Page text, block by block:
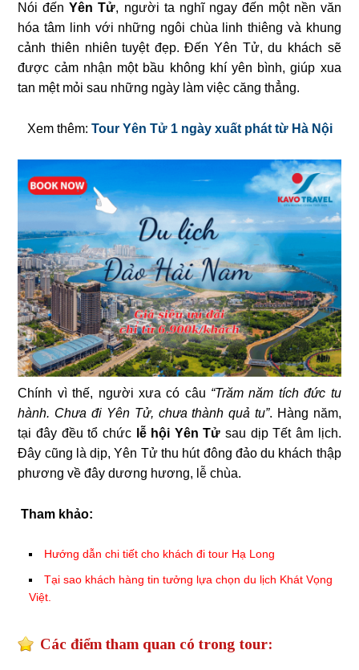
Nói đếnYên Tử, người ta nghĩ ngay đến một nền văn
hóa tâm linh với những ngôi chùa linh thiêng và khung
cảnh thiên nhiên tuyệt đẹp. Đến Yên Tử, du khách sẽ
được cảm nhận một bầu không khí yên bình, giúp xua
tan mệt mỏi sau những ngày làm việc căng thẳng.
Xem thêm: Tour Yên Tử 1 ngày xuất phát từ Hà Nội
Chính vì thế, người xưa có câu “Trăm năm tích đức tu
hành. Chưa đi Yên Tử, chưa thành quả tu”. Hàng năm,
tại đây đều tổ chức lễ hội Yên Tử sau dịp Tết âm lịch.
Đây cũng là dịp, Yên Tử thu hút đông đảo du khách thập
phương về đây dương hương, lễ chùa.
Tham khảo:
Hướng dẫn chi tiết cho khách đi tour Hạ Long
Tại sao khách hàng tin tưởng lựa chọn du lịch Khát Vọng
Việt
Các điểm tham quan có trong tour: